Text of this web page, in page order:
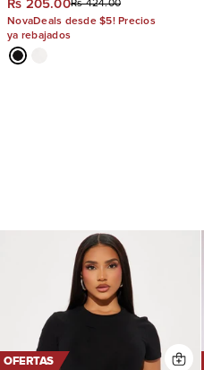
Here
Rs 205.00Rs 424.00
NovaDeals desde $5! Precios
ya rebajados
OFERTAS